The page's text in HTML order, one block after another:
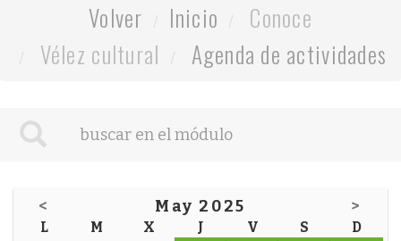
Volver Inicio
Conoce
Vélez cultural
Agenda de actividades
< May 2025 >
L M X J V S D